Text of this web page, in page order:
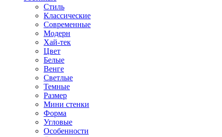
Стиль
Классические
Современные
Модерн
Хай-тек
Цвет
Белые
Венге
Светлые
Темные
Размер
Мини стенки
Форма
Угловые
Особенности